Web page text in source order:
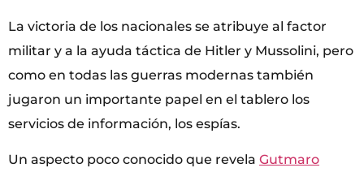
La victoria de los nacionales se atribuye al factor
militar y a la ayuda táctica de Hitler y Mussolini, pero
como en todas las guerras modernas también
jugaron un importante papel en el tablero los
servicios de información, los espías.
Un aspecto poco conocido que revela Gutmaro